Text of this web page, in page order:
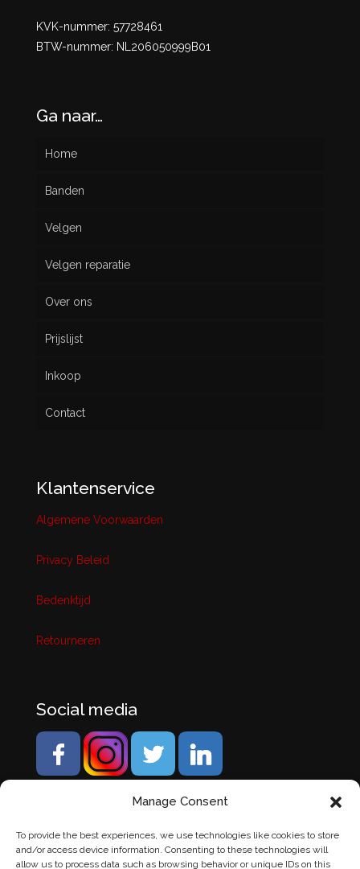
Manage Consent
To provide the best experiences, we use technologies like cookies to store
and/or access device information. Consenting to these technologies will
allow us to process data such as browsing behavior or unique IDs on this
KVK-nummer: 57728461
BTW-nummer: NL206050999B01
Ga naar…
Home
Banden
Nieuw
Gebruikt
Velgen
Velgen reparatie
Over ons
Prijslijst
Inkoop
Contact
Klantenservice
Algemene Voorwaarden
Privacy Beleid
Bedenktijd
Retourneren
Social media